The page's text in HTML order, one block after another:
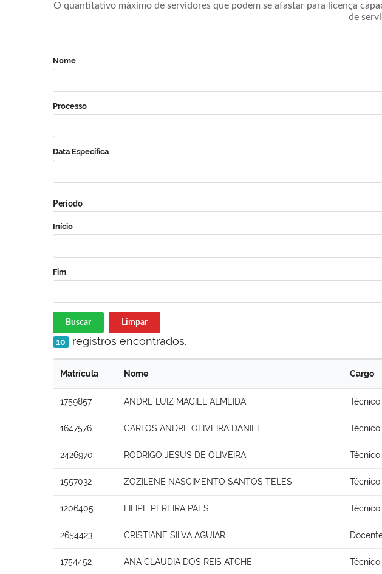
O quantitativo máximo de servidores que podem se afastar para licença
de
Nome
Processo
Data Específica
Período
Início
Fim
Buscar Limpar
10 registros encontrados.
Matrícula Nome Cargo
1759857 ANDRE LUIZ MACIEL ALMEIDA Técnico
1647576 CARLOS ANDRE OLIVEIRA DANIEL Técnico
2426970 RODRIGO JESUS DE OLIVEIRA Técnico
1557032 ZOZILENE NASCIMENTO SANTOS TELES Técnico
1206405 FILIPE PEREIRA PAES Técnico
2654423 CRISTIANE SILVA AGUIAR
1754452 ANA CLAUDIA DOS REIS ATCHE Técnico